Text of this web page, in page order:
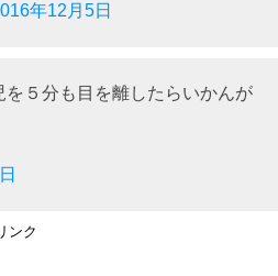
年12月5日
５分も目を離したらいかんが
ンク